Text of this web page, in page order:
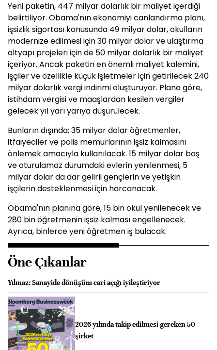
Yeni paketin, 447 milyar dolarlık bir maliyet içerdiği
belirtiliyor. Obama'nın ekonomiyi canlandırma planı,
işsizlik sigortası konusunda 49 milyar dolar, okulların
modernize edilmesi için 30 milyar dolar ve ulaştırma
altyapı projeleri için de 50 milyar dolarlık bir maliyet
içeriyor. Ancak paketin en önemli maliyet kalemini,
işçiler ve özellikle küçük işletmeler için getirilecek 240
milyar dolarlık vergi indirimi oluşturuyor. Plana göre,
istihdam vergisi ve maaşlardan kesilen vergiler
gelecek yıl yarı yarıya düşürülecek.
Bunların dışında; 35 milyar dolar öğretmenler,
itfaiyeciler ve polis memurlarının işsiz kalmasını
önlemek amacıyla kullanılacak. 15 milyar dolar boş
ve oturulamaz durumdaki evlerin yenilenmesi, 5
milyar dolar da dar gelirli gençlerin ve yetişkin
işçilerin desteklenmesi için harcanacak.
Obama'nın planına göre, 15 bin okul yenilenecek ve
280 bin öğretmenin işsiz kalması engellenecek.
Ayrıca, binlerce yeni öğretmen iş bulacak.
Öne Çıkanlar
Yılmaz: Sanayide dönüşüm cari açığı iyileştiriyor
2026 yılında takip edilmesi gereken 50
şirket